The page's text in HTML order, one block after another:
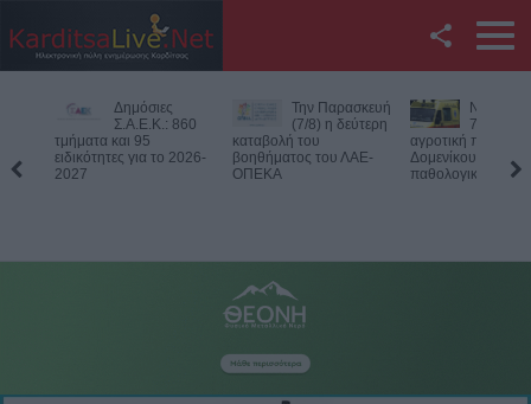
Twitter
YouTube
RSS
Επικοινωνία με το
Δημόσιες
Σ.Α.Ε.Κ.: 860
τμήματα και 95
ειδικότητες για το 2026-
2027
Την Παρασκευή
(7/8) η δεύτερη
καταβολή του
βοηθήματος του ΛΑΕ-
ΟΠΕΚΑ
Νεκρός
αγροτική περιοχή
Δομενίκου –
παθολογικό αίτιο